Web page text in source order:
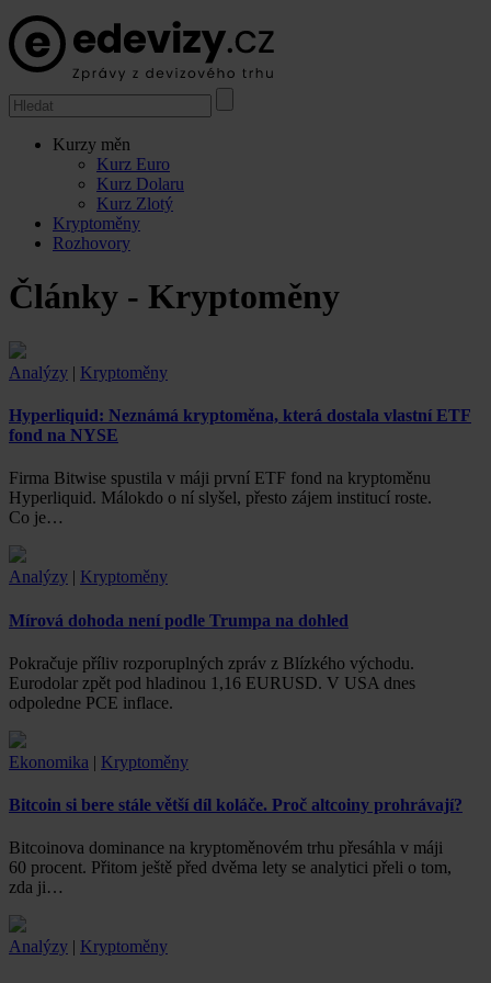
Kurzy měn
Kurz Euro
Kurz Dolaru
Kurz Zlotý
Kryptoměny
Rozhovory
Články - Kryptoměny
Analýzy | Kryptoměny
Hyperliquid: Neznámá kryptoměna, která dostala vlastní ETF
fond na NYSE
Firma Bitwise spustila v máji první ETF fond na kryptoměnu
Hyperliquid. Málokdo o ní slyšel, přesto zájem institucí roste.
Co je…
Analýzy | Kryptoměny
Mírová dohoda není podle Trumpa na dohled
Pokračuje příliv rozporuplných zpráv z Blízkého východu.
Eurodolar zpět pod hladinou 1,16 EURUSD. V USA dnes
odpoledne PCE inflace.
Ekonomika | Kryptoměny
Bitcoin si bere stále větší díl koláče. Proč altcoiny prohrávají?
Bitcoinova dominance na kryptoměnovém trhu přesáhla v máji
60 procent. Přitom ještě před dvěma lety se analytici přeli o tom,
zda ji…
Analýzy Kryptoměny